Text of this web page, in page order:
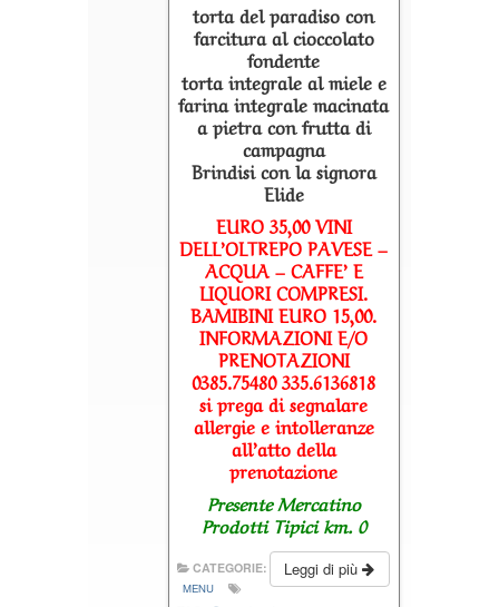
torta del paradiso con
farcitura al cioccolato
fondente
torta integrale al miele e
farina integrale macinata
a pietra con frutta di
campagna
Brindisi con la signora
Elide
EURO 35,00 VINI
DELL’OLTREPO PAVESE –
ACQUA – CAFFE’ E
LIQUORI COMPRESI.
BAMIBINI EURO 15,00.
INFORMAZIONI E/O
PRENOTAZIONI
0385.75480 335.6136818
si prega di segnalare
allergie e intolleranze
all’atto della
prenotazione
Presente Mercatino
Prodotti Tipici km. 0
Leggi di più
CATEGORIE:
MENU